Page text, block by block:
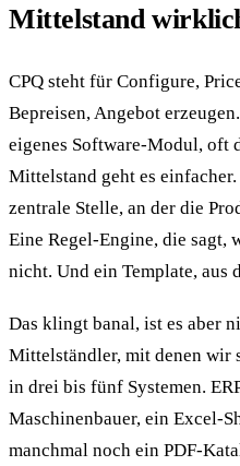
Mittelstand
CPQ steht für Configure,
Bepreisen, Angebot
eigenes Software-Modul, oft
Mittelstand geht es
zentrale Stelle, an der die
Eine Regel-Engine, die sagt,
nicht. Und ein Template, aus
Das klingt banal, ist es aber
Mittelständler, mit denen wir
in drei bis fünf Systemen.
Maschinenbauer, ein Excel-
manchmal noch ein PDF-